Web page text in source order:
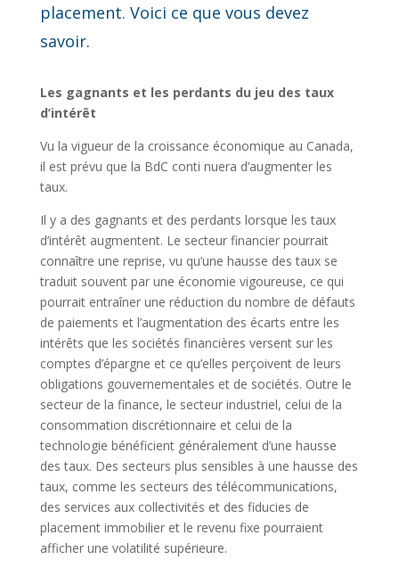
placement. Voici ce que vous devez
savoir.
Les gagnants et les perdants du jeu des taux
d’intérêt
Vu la vigueur de la croissance économique au Canada,
il est prévu que la BdC conti nuera d’augmenter les
taux.
Il y a des gagnants et des perdants lorsque les taux
d’intérêt augmentent. Le secteur financier pourrait
connaître une reprise, vu qu’une hausse des taux se
traduit souvent par une économie vigoureuse, ce qui
pourrait entraîner une réduction du nombre de défauts
de paiements et l’augmentation des écarts entre les
intérêts que les sociétés financières versent sur les
comptes d’épargne et ce qu’elles perçoivent de leurs
obligations gouvernementales et de sociétés. Outre le
secteur de la finance, le secteur industriel, celui de la
consommation discrétionnaire et celui de la
technologie bénéficient généralement d’une hausse
des taux. Des secteurs plus sensibles à une hausse des
taux, comme les secteurs des télécommunications,
des services aux collectivités et des fiducies de
placement immobilier et le revenu fixe pourraient
afficher une volatilité supérieure.